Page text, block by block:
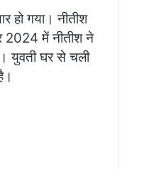
हो गया। नीतीश
2024 में नीतीश ने
युवती घर से चली